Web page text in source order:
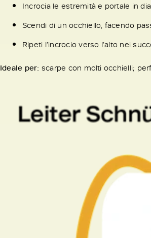
Incrocia le estremità e portale in
Scendi di un occhiello, facendo
Ripeti l’incrocio verso l’alto nei
Ideale per: scarpe con molti occhielli;